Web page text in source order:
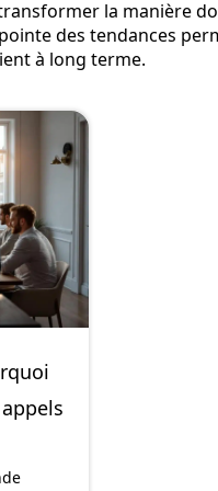
la manière
des tendances
à long terme.